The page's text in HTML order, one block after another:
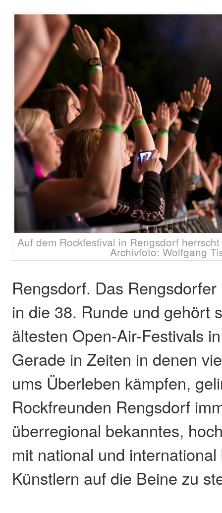
Auf dem Rockfestival in Rengsdorf
Archivfoto: Wolfgang
Rengsdorf. Das
in die 38. Runde und gehört
ältesten Open-Air-Festivals
Gerade in Zeiten in denen
ums Überleben kämpfen,
Rockfreunden Rengsdorf
überregional bekanntes,
mit national und
Künstlern auf die Beine zu